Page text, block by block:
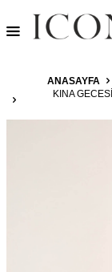
ANASAYFA
KINA